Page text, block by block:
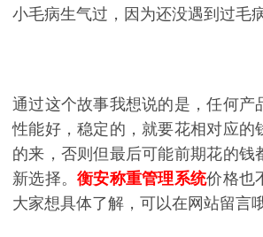
小毛病生气过，因为还没遇到过毛病
通过这个故事我想说的是，任何产
性能好，稳定的，就要花相对应的
的来，否则但最后可能前期花的钱
新选择。衡安称重管理系统价格也
大家想具体了解，可以在网站留言